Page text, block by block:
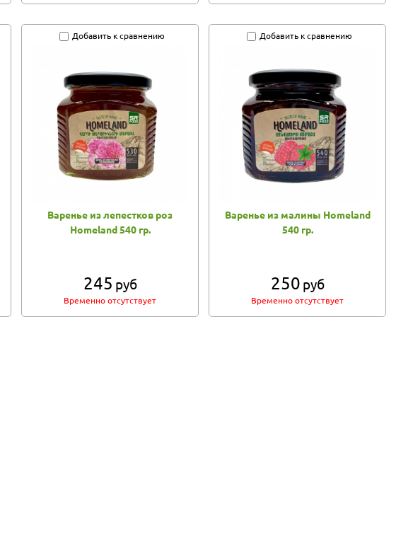
Добавить к сравнению
Варенье из лепестков роз
Homeland 540 гр.
245 руб
Временно отсутствует
Добавить к сравнению
Варенье из малины Homeland
540 гр.
250 руб
Временно отсутствует